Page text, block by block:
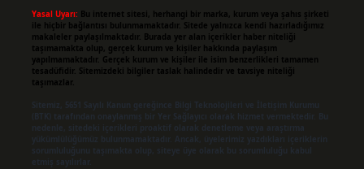
Yasal Uyarı: Bu internet sitesi, herhangi bir marka, kurum veya şahıs şirketi
ile hiçbir bağlantısı bulunmamaktadır. Sitede yalnızca kendi hazırladığımız
makaleler paylaşılmaktadır. Burada yer alan içerikler haber niteliği
taşımamakta olup, gerçek kurum ve kişiler hakkında paylaşım
yapılmamaktadır. Gerçek kurum ve kişiler ile isim benzerlikleri tamamen
tesadüfidir. Sitemizdeki bilgiler taslak halindedir ve tavsiye niteliği
taşımazlar.
Sitemiz, 5651 Sayılı Kanun gereğince Bilgi Teknolojileri ve İletişim Kurumu
(BTK) tarafından onaylanmış bir Yer Sağlayıcı olarak hizmet vermektedir. Bu
nedenle, sitedeki içerikleri proaktif olarak denetleme veya araştırma
yükümlülüğümüz bulunmamaktadır. Ancak, üyelerimiz yazdıkları içeriklerin
sorumluluğunu taşımakta olup, siteye üye olarak bu sorumluluğu kabul
etmiş sayılırlar.